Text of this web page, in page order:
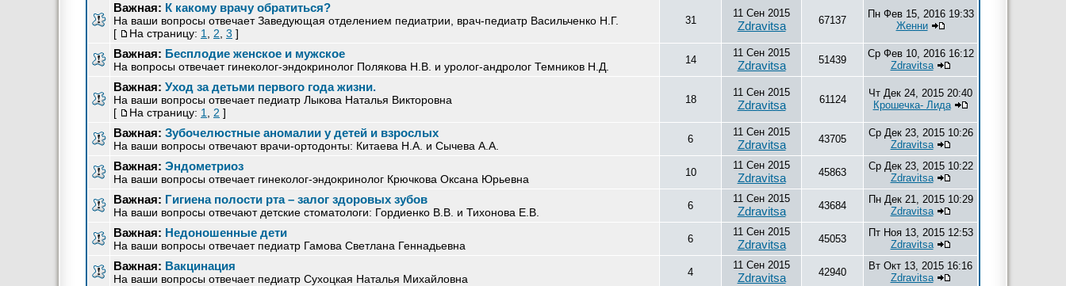
Важная: К какому врачу обратиться?
На ваши вопросы отвечает Заведующая отделением педиатрии, врач-педиатр Васильченко Н.Г.
[
На страницу: 1 2 3 ]
31
11 Сен 2015
Zdravitsa 67137
Пн Фев 15, 2016 19:33
Женни
Важная: Бесплодие женское и мужское
На вопросы отвечает гинеколог-эндокринолог Полякова Н.В. и уролог-андролог Темников Н.Д.
14
11 Сен 2015
Zdravitsa 51439
Ср Фев 10, 2016 16:12
Zdravitsa
Важная: Уход за детьми первого года жизни.
На ваши вопросы отвечает педиатр Лыкова Наталья Викторовна
[
На страницу: 1 2 ]
18
11 Сен 2015
Zdravitsa 61124
Чт Дек 24, 2015 20:40
Крошечка- Лида
Важная: Зубочелюстные аномалии у детей и взрослых
На ваши вопросы отвечают врачи-ортодонты: Китаева Н.А. и Сычева А.А.
6
11 Сен 2015
Zdravitsa 43705
Ср Дек 23, 2015 10:26
Zdravitsa
Важная: Эндометриоз
На ваши вопросы отвечает гинеколог-эндокринолог Крючкова Оксана Юрьевна
10
11 Сен 2015
Zdravitsa 45863
Ср Дек 23, 2015 10:22
Zdravitsa
Важная: Гигиена полости рта – залог здоровых зубов
На ваши вопросы отвечают детские стоматологи: Гордиенко В.В. и Тихонова Е.В.
6
11 Сен 2015
Zdravitsa 43684
Пн Дек 21, 2015 10:29
Zdravitsa
Важная: Недоношенные дети
На ваши вопросы отвечает педиатр Гамова Светлана Геннадьевна
6
11 Сен 2015
Zdravitsa 45053
Пт Ноя 13, 2015 12:53
Zdravitsa
Важная: Вакцинация
На ваши вопросы отвечает педиатр Сухоцкая Наталья Михайловна
4
11 Сен 2015
Zdravitsa 42940
Вт Окт 13, 2015 16:16
Zdravitsa